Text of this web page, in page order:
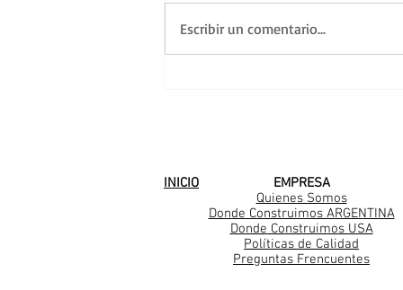
Escribir un comentario...
INICIO
EMPRESA
Quienes Somos
Donde Construimos ARGENTINA
Donde Construimos USA
Políticas de Calidad
Preguntas Frencuentes